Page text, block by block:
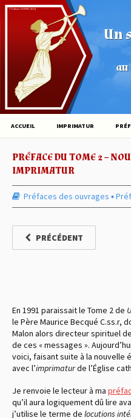
Un
© Éditions HOVINE (2026)
ACCUEIL IMPRIMATUR
PRÉFACE DU TOME 2 –
IMPRIMATUR
Préfaces des ouvrages ▪︎
PRÉCÉDENT
En 1991 paraissait le Tome 2 de
le Père Maurice Becqué C.ss.r,
Malon alors directeur spirituel
de ces « messages ».
voici, faisant suite à la nouvelle
avec l’imprimaturde l’Église
Je renvoie le lecteur à ma
qu’il aura logiquement dû lire
j’utilise le terme de locutions